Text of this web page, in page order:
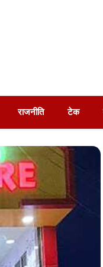
राजनीति टेक